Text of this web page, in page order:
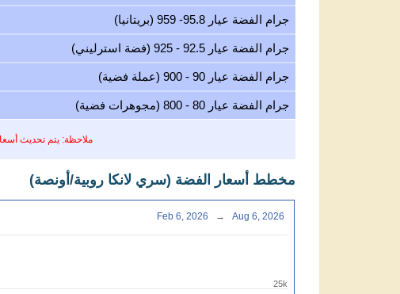
ملاحظة: يتم تحديث
جرام الفضة عيار 95.8- 959 (بريتانيا)
جرام الفضة عيار 92.5 - 925 (فضة استرليني)
جرام الفضة عيار 90 - 900 (عملة فضية)
جرام الفضة عيار 80 - 800 (مجوهرات فضية)
مخطط أسعار الفضة (سري لانكا روبية/أونصة)
25k
Feb 6, 2026 → Aug 6, 2026